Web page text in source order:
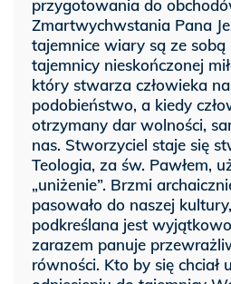
przygotowania do
Zmartwychwstania Pana
tajemnice wiary są ze
tajemnicy nieskończonej
który stwarza człowieka
podobieństwo, a kiedy
otrzymany dar wolności,
nas. Stworzyciel staje się
Teologia, za św. Pawłem,
„uniżenie”. Brzmi
pasowało do naszej
podkreślana jest
zarazem panuje
równości. Kto by się chciał